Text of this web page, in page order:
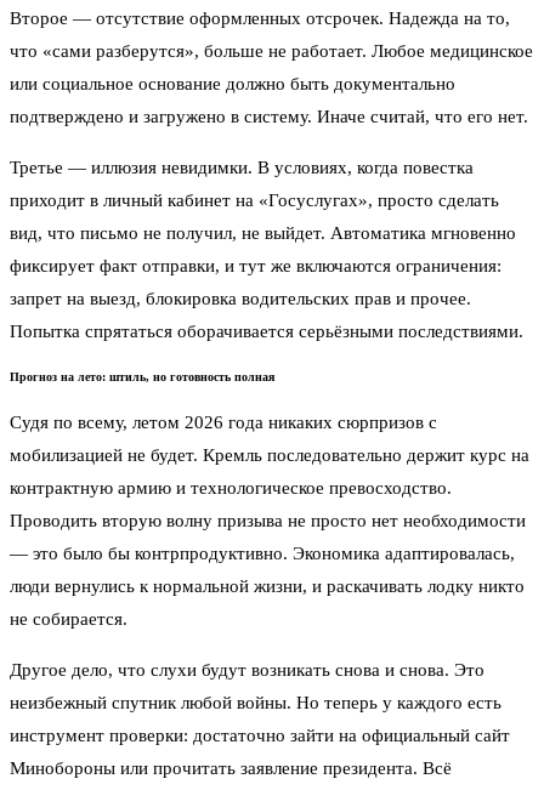
Второе — отсутствие оформленных отсрочек. Надежда на то,
что «сами разберутся», больше не работает. Любое медицинское
или социальное основание должно быть документально
подтверждено и загружено в систему. Иначе считай, что его нет.
Третье — иллюзия невидимки. В условиях, когда повестка
приходит в личный кабинет на «Госуслугах», просто сделать
вид, что письмо не получил, не выйдет. Автоматика мгновенно
фиксирует факт отправки, и тут же включаются ограничения:
запрет на выезд, блокировка водительских прав и прочее.
Попытка спрятаться оборачивается серьёзными последствиями.
Прогноз на лето: штиль, но готовность полная
Судя по всему, летом 2026 года никаких сюрпризов с
мобилизацией не будет. Кремль последовательно держит курс на
контрактную армию и технологическое превосходство.
Проводить вторую волну призыва не просто нет необходимости
— это было бы контрпродуктивно. Экономика адаптировалась,
люди вернулись к нормальной жизни, и раскачивать лодку никто
не собирается.
Другое дело, что слухи будут возникать снова и снова. Это
неизбежный спутник любой войны. Но теперь у каждого есть
инструмент проверки: достаточно зайти на официальный сайт
Минобороны или прочитать заявление президента. Всё